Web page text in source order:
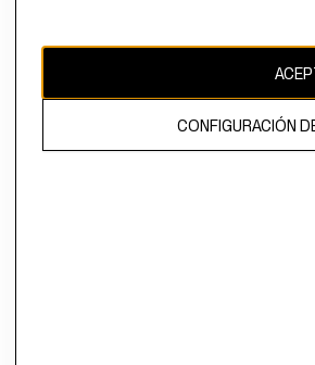
propiedad de H&M Hennes & Mauritz AB.
CONFIGURACIÓN